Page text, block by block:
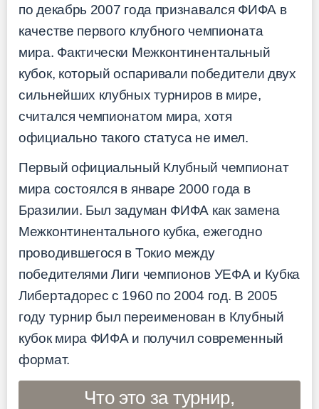
по декабрь 2007 года признавался ФИФА в
качестве первого клубного чемпионата
мира. Фактически Межконтинентальный
кубок, который оспаривали победители двух
сильнейших клубных турниров в мире,
считался чемпионатом мира, хотя
официально такого статуса не имел.
Первый официальный Клубный чемпионат
мира состоялся в январе 2000 года в
Бразилии. Был задуман ФИФА как замена
Межконтинентального кубка, ежегодно
проводившегося в Токио между
победителями Лиги чемпионов УЕФА и Кубка
Либертадорес с 1960 по 2004 год. В 2005
году турнир был переименован в Клубный
кубок мира ФИФА и получил современный
формат.
Что это за турнир,